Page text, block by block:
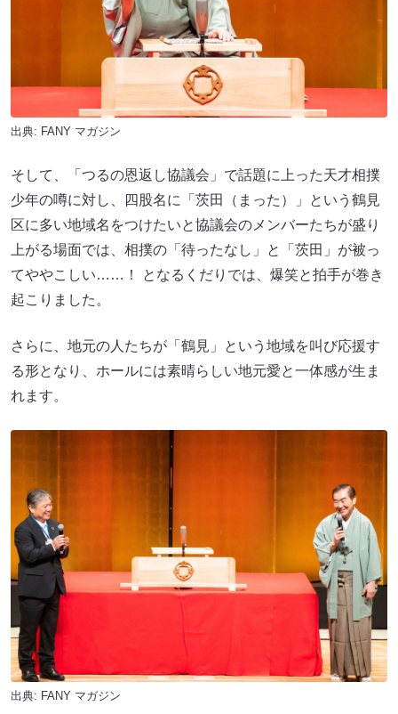
出典: FANY マガジン
そして、「つるの恩返し協議会」で話題に上った天才相撲
少年の噂に対し、四股名に「茨田（まった）」という鶴見
区に多い地域名をつけたいと協議会のメンバーたちが盛り
上がる場面では、相撲の「待ったなし」と「茨田」が被っ
てややこしい……！ となるくだりでは、爆笑と拍手が巻き
起こりました。
さらに、地元の人たちが「鶴見」という地域を叫び応援す
る形となり、ホールには素晴らしい地元愛と一体感が生ま
れます。
出典: FANY マガジン